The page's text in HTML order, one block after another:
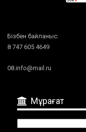
Бізбен байланыс:
8 747 605 4649
08.info@mail.ru
Мұрағат